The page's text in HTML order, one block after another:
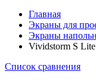
Главная
Экраны для
Экраны
Vividstorm S
Список сравнения